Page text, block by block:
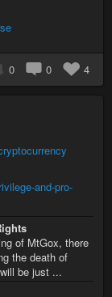
0 0 4
and-pro-
of MtGox, there
the death of
be just ...